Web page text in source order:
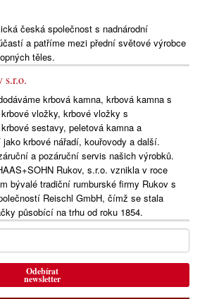
česká společnost s nadnárodní
a patříme mezi přední světové výrobce
těles.
krbová kamna, krbová kamna s
vložky, krbové vložky s
sestavy, peletová kamna a
krbové nářadí, kouřovody a další.
a pozáruční servis našich výrobků.
Rukov, s.r.o. vznikla v roce
bývalé tradiční rumburské firmy Rukov s
Reischl GmbH, čímž se stala
působící na trhu od roku 1854.
Odebírat
newsletter